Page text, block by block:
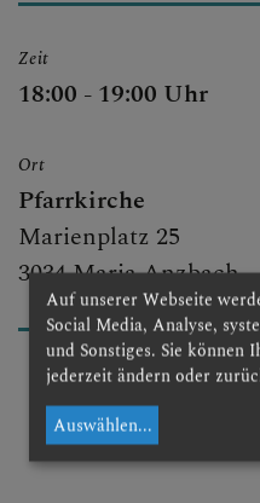
Zeit
18:00 - 19:00 Uhr
Ort
Pfarrkirche
Marienplatz 25
3034 Maria Anzbach
Auf unserer Webseite
Social Media, Analyse,
und Sonstiges. Sie können
jederzeit ändern oder
Auswählen...